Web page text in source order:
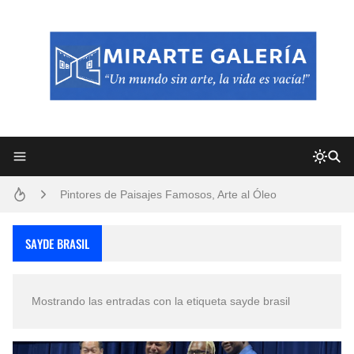
Pintores de Paisajes Famosos, Arte al Óleo
San Valentín Dibujos a Lápiz del 14 de Febrero
SAYDE BRASIL
Mostrando las entradas con la etiqueta sayde brasil